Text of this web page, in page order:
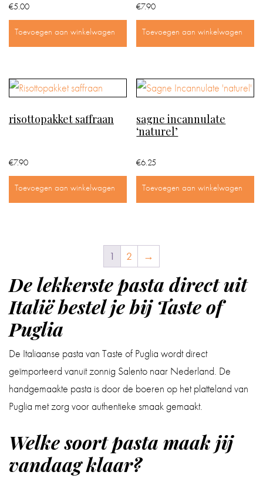
€5.00
Toevoegen aan winkelwagen
€7.90
Toevoegen aan winkelwagen
risottopakket saffraan
€7.90
Toevoegen aan winkelwagen
sagne incannulate
‘naturel’
€6.25
Toevoegen aan winkelwagen
1 2 →
De lekkerste pasta direct uit
Italië bestel je bij Taste of
Puglia
De Italiaanse pasta van Taste of Puglia wordt direct
geïmporteerd vanuit zonnig Salento naar Nederland. De
handgemaakte pasta is door de boeren op het platteland van
Puglia met zorg voor authentieke smaak gemaakt.
Welke soort pasta maak jij
vandaag klaar?